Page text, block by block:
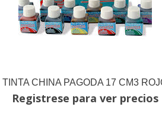
TINTA CHINA PAGODA 17 CM3
Registrese para ver precios